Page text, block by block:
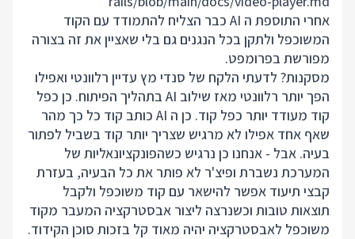
אחרי התוספת ה AI כבר הצליח להתמודד עם הקוד
המשוכפל ולתקן בכל הנגנים גם בלי שאציין את זה בצורה
מפורשת בפרומפט.
מסקנות? לדעתי הלקח של סנדי מץ עדיין רלוונטי ואפילו
הפך יותר רלוונטי מאז שילוב AI בתהליך הפיתוח. כן כפל
קוד מעודד יותר כפל קוד. כן ה AI כותב קוד כל כך מהר
שאף אחד אפילו לא מרגיש שצריך יותר קוד בשביל לפתור
בעיה. אבל - אנחנו כן נרגיש כשהפונקציונאליות של
המערכת נשברת ופיצ'ר לא פותר את כל הבעיה, בעזרת
קבצי תיעוד אפשר להישאר עם קוד משוכפל ולקבל
תוצאות טובות וכשנרצה ליצור אבסטרקציה המעבר מקוד
משוכפל לאבסטרקציה יהיה מאוד קל בזכות סוכן הקידוד.